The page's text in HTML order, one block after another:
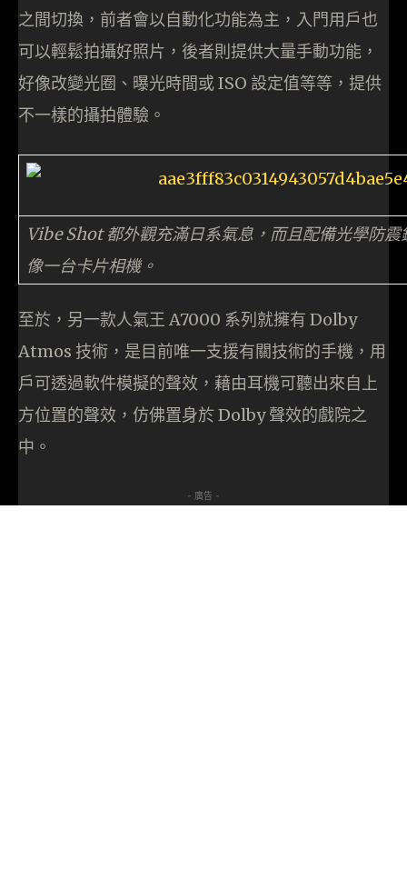
之間切換，前者會以自動化功能為主，入門用戶也
可以輕鬆拍攝好照片，後者則提供大量手動功能，
好像改變光圈、曝光時間或 ISO 設定值等等，提供
不一樣的攝拍體驗。
Vibe Shot 都外觀充滿日系氣息，而且配備光學防
像一台卡片相機。
至於，另一款人氣王 A7000 系列就擁有 Dolby
Atmos 技術，是目前唯一支援有關技術的手機，用
戶可透過軟件模擬的聲效，藉由耳機可聽出來自上
方位置的聲效，仿佛置身於 Dolby 聲效的戲院之
中。
- 廣告 -